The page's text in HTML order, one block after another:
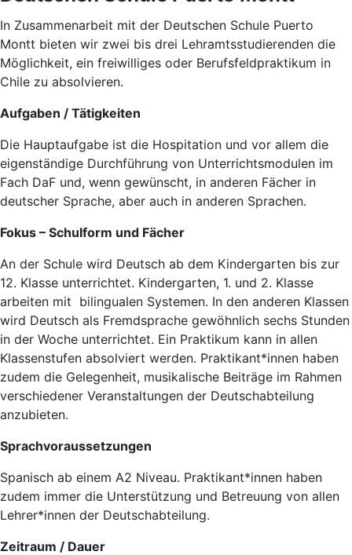
In Zusammenarbeit mit der Deutschen Schule Puerto
Montt bieten wir zwei bis drei Lehramtsstudierenden die
Möglichkeit, ein freiwilliges oder Berufsfeldpraktikum in
Chile zu absolvieren.
Aufgaben / Tätigkeiten
Die Hauptaufgabe ist die Hospitation und vor allem die
eigenständige Durchführung von Unterrichtsmodulen im
Fach DaF und, wenn gewünscht, in anderen Fächer in
deutscher Sprache, aber auch in anderen Sprachen.
Fokus – Schulform und Fächer
An der Schule wird Deutsch ab dem Kindergarten bis zur
12. Klasse unterrichtet. Kindergarten, 1. und 2. Klasse
arbeiten mit bilingualen Systemen. In den anderen Klassen
wird Deutsch als Fremdsprache gewöhnlich sechs Stunden
in der Woche unterrichtet. Ein Praktikum kann in allen
Klassenstufen absolviert werden. Praktikant*innen haben
zudem die Gelegenheit, musikalische Beiträge im Rahmen
verschiedener Veranstaltungen der Deutschabteilung
anzubieten.
Sprachvoraussetzungen
Spanisch ab einem A2 Niveau. Praktikant*innen haben
zudem immer die Unterstützung und Betreuung von allen
Lehrer*innen der Deutschabteilung.
Zeitraum / Dauer